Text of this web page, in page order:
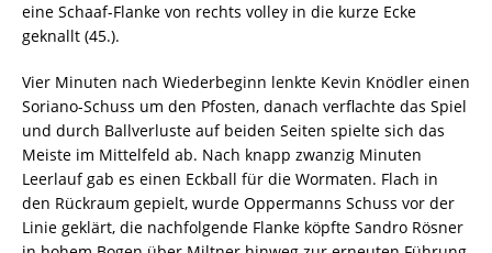
eine Schaaf-Flanke von rechts volley in die kurze Ecke
geknallt (45.).
Vier Minuten nach Wiederbeginn lenkte Kevin Knödler einen
Soriano-Schuss um den Pfosten, danach verflachte das Spiel
und durch Ballverluste auf beiden Seiten spielte sich das
Meiste im Mittelfeld ab. Nach knapp zwanzig Minuten
Leerlauf gab es einen Eckball für die Wormaten. Flach in
den Rückraum gepielt, wurde Oppermanns Schuss vor der
Linie geklärt, die nachfolgende Flanke köpfte Sandro Rösner